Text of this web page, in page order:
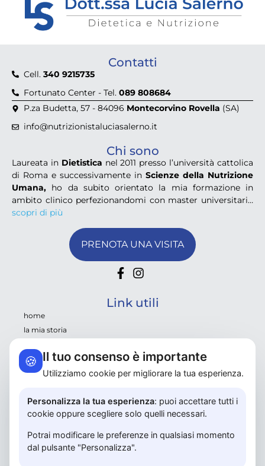
Contatti
Cell. 340 9215735
Fortunato Center - Tel. 089 808684
P.za Budetta, 57 - 84096 Montecorvino Rovella (SA)
info@nutrizionistaluciasalerno.it
Chi sono
Laureata in Dietistica nel 2011 presso l’università cattolica
di Roma e successivamente in Scienze della Nutrizione
Umana, ho da subito orientato la mia formazione in
ambito clinico perfezionandomi con master universitari…
scopri di più
PRENOTA UNA VISITA
Link utili
home
la mia storia
nutrizione e microbiota
psiconutrizione
contatti
privacy policy
prenota una visita
🍪 Il tuo consenso è importante
Utilizziamo cookie per migliorare la tua esperienza.
Personalizza la tua esperienza: puoi accettare tutti i
cookie oppure scegliere solo quelli necessari.
Potrai modificare le preferenze in qualsiasi momento
dal pulsante "Personalizza".